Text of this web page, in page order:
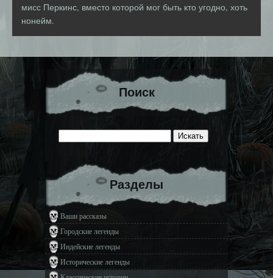
мисс Перкинс, вместо которой мог быть кто угодно, хоть
нонейм.
Поиск
Разделы
Ваши рассказы
Городские легенды
Индейские легенды
Исторические легенды